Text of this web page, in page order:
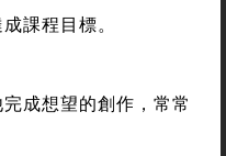
課程目標。
成想望的創作，常常